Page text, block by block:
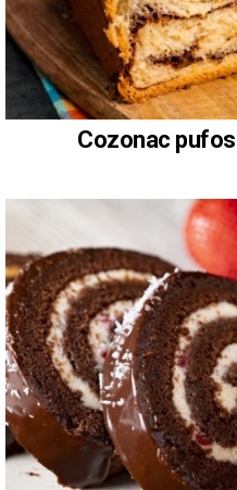
Cozonac